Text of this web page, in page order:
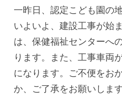
一昨日、認定こども園の
いよいよ、建設工事が始
は、保健福祉センターへ
ります。また、工事車両
になります。ご不便をお
か、ご了承をお願いしま